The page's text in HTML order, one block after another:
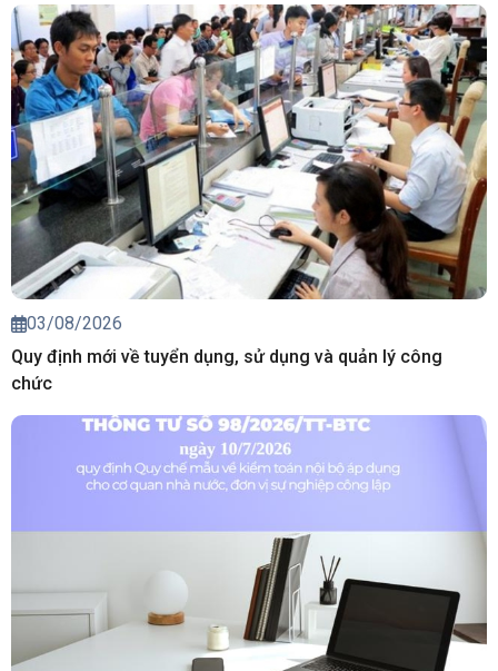
03/08/2026
Quy định mới về tuyển dụng, sử dụng và quản lý công
chức